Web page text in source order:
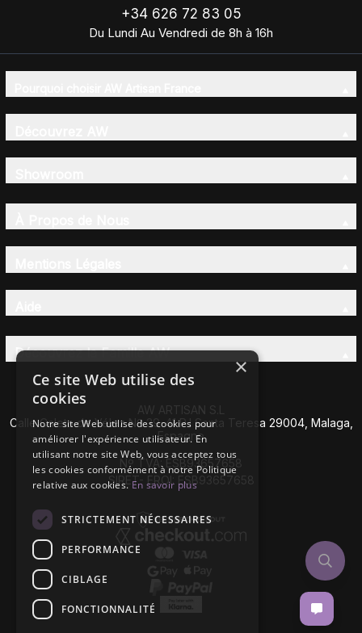
+34 626 72 83 05
Du Lundi Au Vendredi de 8h à 16h
Découvrez la Famille AW
AW ARTISAN S.L
Calle Caleta de Vélez Nº 39-41 P.I Santa Teresa 29004, Malaga,
Espagne
Nº TVA: ESB93657658
SIRET- EROI: ESB93657658
×
Ce site Web utilise des
cookies
Notre site Web utilise des cookies pour
améliorer l'expérience utilisateur. En
utilisant notre site Web, vous acceptez tous
les cookies conformément à notre Politique
relative aux cookies.En savoir plus
STRICTEMENT NÉCESSAIRES
PERFORMANCE
CIBLAGE
FONCTIONNALITÉ